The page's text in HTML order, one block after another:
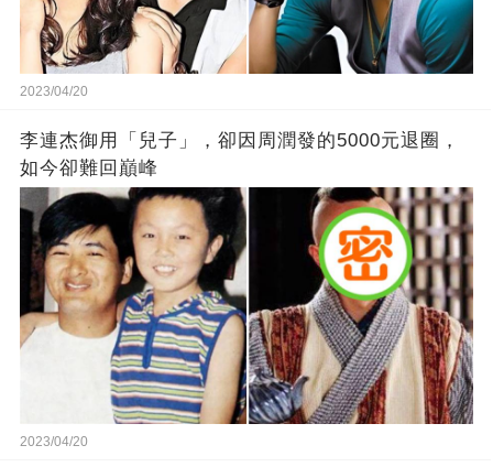
2023/04/20
李連杰御用「兒子」，卻因周潤發的5000元退圈，
如今卻難回巔峰
2023/04/20